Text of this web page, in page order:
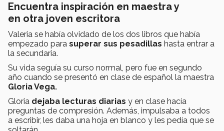
Encuentra inspiración en maestra y
en otra joven escritora
Valeria se había olvidado de los dos libros que había
empezado para superar sus pesadillas hasta entrar a
la secundaria.
Su vida seguía su curso normal, pero fue en segundo
año cuando se presentó en clase de español la maestra
Gloria Vega.
Gloria dejaba lecturas diarias y en clase hacía
preguntas de compresión. Además, impulsaba a todos
a escribir, les daba una hoja en blanco y les pedía que se